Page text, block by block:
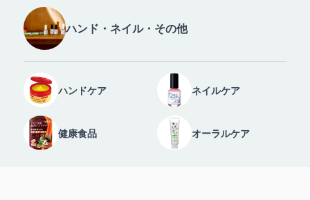
ハンド・ネイル・その他
ハンドケア ネイルケア
健康食品 オーラルケア